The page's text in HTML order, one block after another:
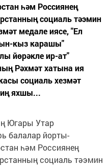
һәм Россиянең
социаль тәэмин
медале иясе, "Ел
кыз карашы"
йөрәкле ир-ат"
Рәхмәт хатына ия
социаль хезмәт
иң яхшы...
Югары Утар
балалар йорты-
һәм Россиянең
социаль тәэмин